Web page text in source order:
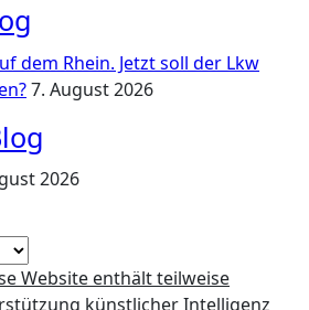
dem Rhein. Jetzt soll der Lkw
7. August 2026
2026
Website enthält teilweise
künstlicher Intelligenz